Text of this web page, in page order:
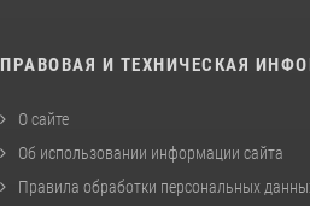
ПРАВОВАЯ И ТЕХНИЧЕСКАЯ
О сайте
Об использовании информации сайта
Правила обработки персональных